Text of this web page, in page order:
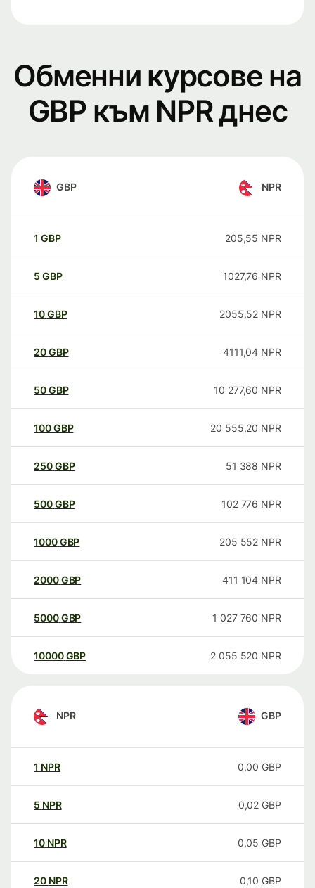
Обменни курсове на
GBP към NPR днес
GBP NPR
1 GBP 205,55 NPR
5 GBP 1027,76 NPR
10GBP 2055,52 NPR
20GBP 4111,04 NPR
50GBP 10 277,60 NPR
100GBP 20 555,20 NPR
250GBP 51 388 NPR
500GBP 102 776 NPR
1000GBP 205 552 NPR
2000GBP 411 104 NPR
5000GBP 1 027 760 NPR
10000 GBP 2 055 520 NPR
NPR GBP
1 NPR 0,00 GBP
5 NPR 0,02 GBP
10 NPR 0,05 GBP
20 NPR 0,10 GBP